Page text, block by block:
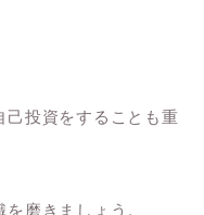
己投資をすることも重
磨きましょう。